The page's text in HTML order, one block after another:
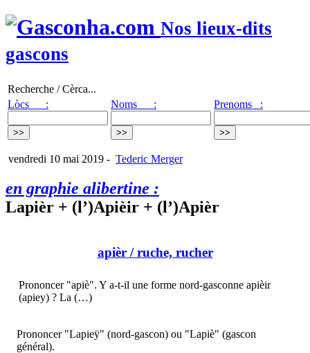
Nos lieux-dits
gascons
Recherche / Cèrca...
Lòcs :
Noms : Prenoms :
vendredi 10 mai 2019 - Tederic Merger
en graphie alibertine :
Lapièr + (l’)Apièir + (l’)Apièr
apièr/ ruche, rucher
Prononcer "apiè". Y a-t-il une forme nord-gasconne apièir
(apiey) ? La (…)
Prononcer "Lapieÿ" (nord-gascon) ou "Lapiè" (gascon
général).